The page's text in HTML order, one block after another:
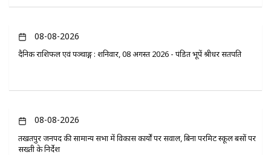
08-08-2026
दैनिक राशिफल एवं पञ्चाङ्ग : शनिवार, 08 अगस्त 2026 - पंडित भूपेंद्र श्रीधर सतपति
08-08-2026
तखतपुर जनपद की सामान्य सभा में विकास कार्यों पर सवाल, बिना परमिट स्कूल बसों पर
सख्ती के निर्देश